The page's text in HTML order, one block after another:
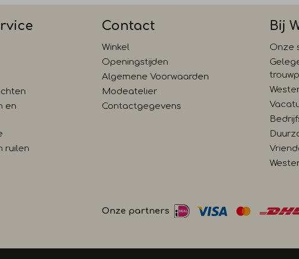
en
ruilen
Contact
Winkel
Openingstijden
Algemene Voorwaarden
Modeatelier
Contactgegevens
Bij
Onze
Onze partners